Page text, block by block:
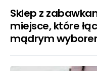
Sklep z
miejsce, które
mądrym